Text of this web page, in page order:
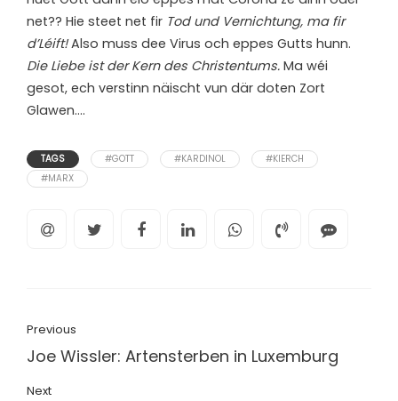
net?? Hie steet net fir Tod und Vernichtung, ma fir
d’Léift!Also muss dee Virus och eppes Gutts hunn.
Die Liebe ist der Kern des Christentums. Ma wéi
gesot, ech verstinn näischt vun där doten Zort
Glawen….
TAGS #GOTT #KARDINOL
#KIERCH
#MARX
Previous
Joe Wissler: Artensterben in Luxemburg
Next